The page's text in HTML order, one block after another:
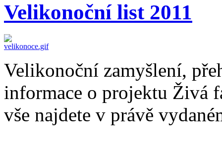
Velikonoční list 2011
Velikonoční zamyšlení,
informace o projektu Živá
vše najdete v právě